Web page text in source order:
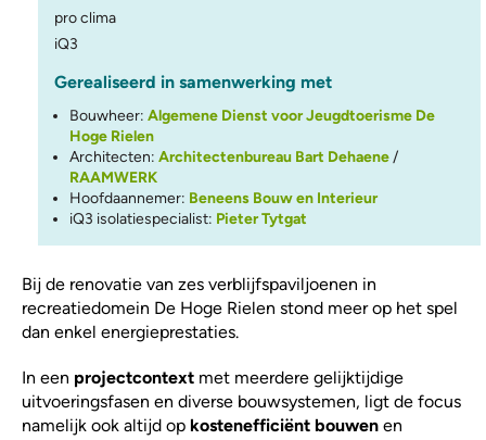
pro clima
iQ3
Gerealiseerd in samenwerking met
Bouwheer:Algemene Dienst voor Jeugdtoerisme De
Hoge Rielen
Architecten:Architectenbureau Bart Dehaene/
RAAMWERK
Hoofdaannemer: Beneens Bouw en Interieur
iQ3 isolatiespecialist: Pieter Tytgat
Bij de renovatie van zes verblijfspaviljoenen in
recreatiedomein De Hoge Rielen stond meer op het spel
dan enkel energieprestaties.
In een projectcontext met meerdere gelijktijdige
uitvoeringsfasen en diverse bouwsystemen, ligt de focus
namelijk ook altijd opkostenefficiënt bouwen en